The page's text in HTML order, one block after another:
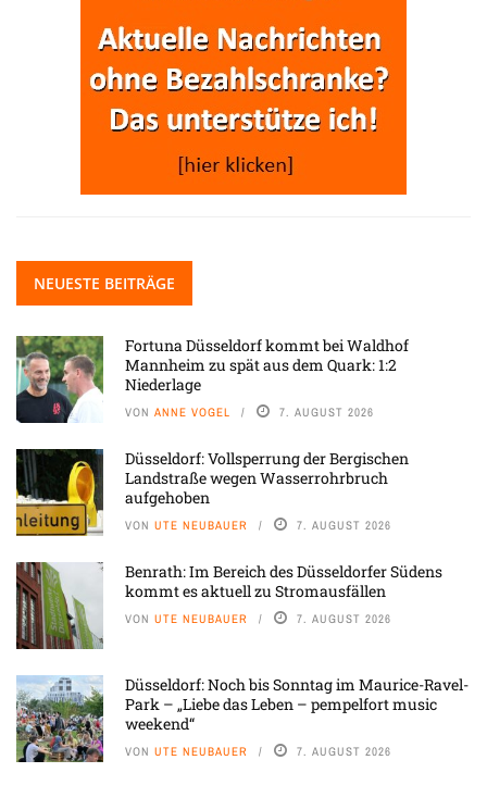
NEUESTE BEITRÄGE
Fortuna Düsseldorf kommt bei Waldhof
Mannheim zu spät aus dem Quark: 1:2
Niederlage
VON ANNE VOGEL 7. AUGUST 2026
Düsseldorf: Vollsperrung der Bergischen
Landstraße wegen Wasserrohrbruch
aufgehoben
VON UTE NEUBAUER 7. AUGUST 2026
Benrath: Im Bereich des Düsseldorfer Südens
kommt es aktuell zu Stromausfällen
VON UTE NEUBAUER 7. AUGUST 2026
Düsseldorf: Noch bis Sonntag im Maurice-Ravel-
Park – „Liebe das Leben – pempelfort music
weekend“
VON UTE NEUBAUER 7. AUGUST 2026